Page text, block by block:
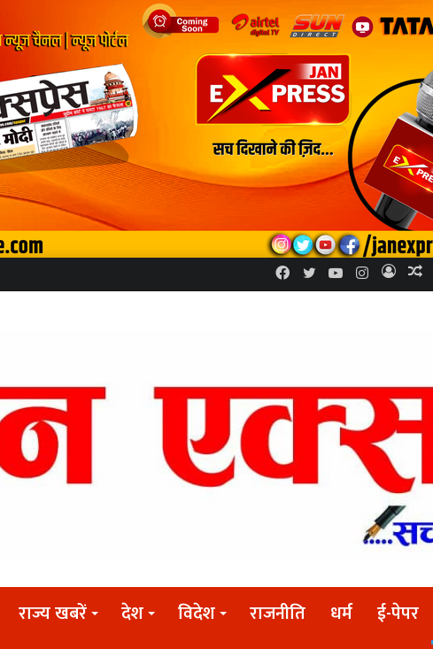
Log
Instagram
YouTube
Twitter
Facebook
राज्य खबरें देश विदेश राजनीति धर्म ई-पेपर